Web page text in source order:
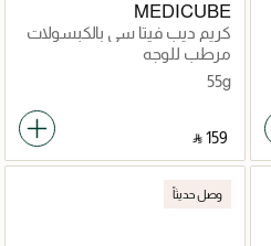
MEDICUBE
كريم ديب فيتا سي بالكبسولات
مرطب للوجه
55g
‎ ⃁ ⁦159⁩ ‎
وصل حديثاً